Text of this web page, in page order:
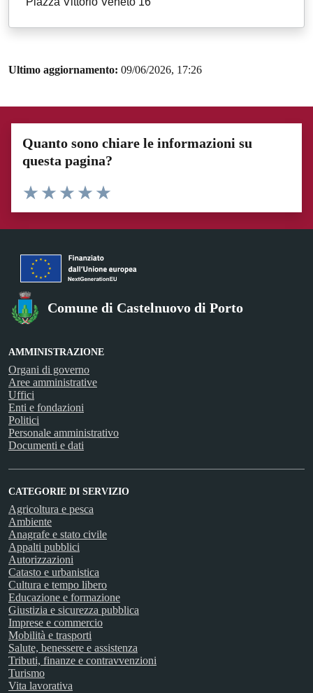
Ultimo aggiornamento: 09/06/2026, 17:26
Quanto sono chiare le informazioni su
questa pagina?
Comune di Castelnuovo di Porto
AMMINISTRAZIONE
Organi di governo
Aree amministrative
Uffici
Enti e fondazioni
Politici
Personale amministrativo
Documenti e dati
CATEGORIE DI SERVIZIO
Agricoltura e pesca
Ambiente
Anagrafe e stato civile
Appalti pubblici
Autorizzazioni
Catasto e urbanistica
Cultura e tempo libero
Educazione e formazione
Giustizia e sicurezza pubblica
Imprese e commercio
Mobilità e trasporti
Salute, benessere e assistenza
Tributi, finanze e contravvenzioni
Turismo
Vita lavorativa